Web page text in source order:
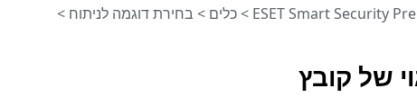
של קובץ
>כלים > בחירת דוגמה לניתוח >